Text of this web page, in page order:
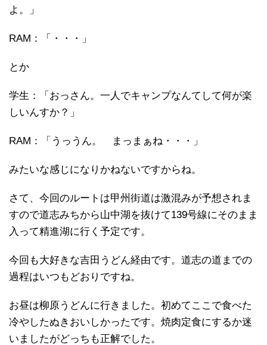
よ。」
RAM：「・・・」
とか
学生：「おっさん。一人でキャンプなんてして何が楽
しいんすか？」
RAM：「うっうん。 まっまぁね・・・」
みたいな感じになりかねないですからね。
さて、今回のルートは甲州街道は激混みが予想されま
すので道志みちから山中湖を抜けて139号線にそのまま
入って精進湖に行く予定です。
今回も大好きな吉田うどん経由です。道志の道までの
過程はいつもどおりですね。
お昼は柳原うどんに行きました。初めてここで食べた
冷やしたぬきおいしかったです。焼肉定食にするか迷
いましたがどっちも正解でした。